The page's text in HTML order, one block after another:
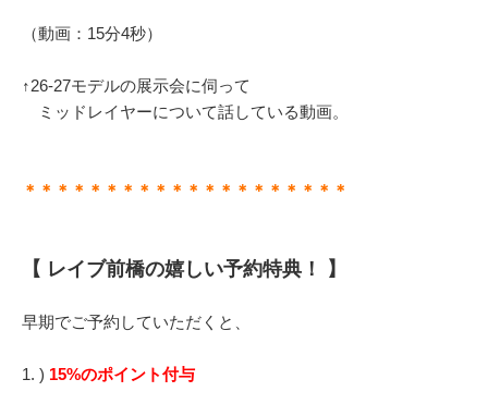
（動画：15分4秒）
↑26-27モデルの展示会に伺って
ミッドレイヤーについて話している動画。
＊＊＊＊＊＊＊＊＊＊＊＊＊＊＊＊＊＊＊＊
【 レイブ前橋の嬉しい予約特典！ 】
早期でご予約していただくと、
1. ) 15%のポイント付与